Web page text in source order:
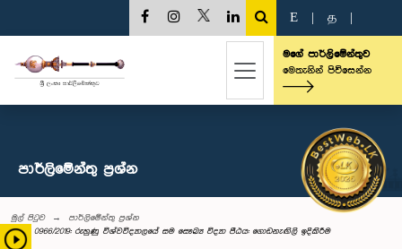
E த
මගේ පාර්ලිමේන්තුව
මෙතැනින් පිවිසෙන්න
පාර්ලි‌මේන්තු‌ ප්‍රශ්න
මුල් පිටුව
පාර්ලි‌මේන්තු‌ ප්‍රශ්න
0966/2019: රුහුණු විශ්වවිද්‍යාලයේ සම සෞඛ්‍ය විද්‍යා පීඨය: ගොඩනැඟිලි ඉදිකිරීම